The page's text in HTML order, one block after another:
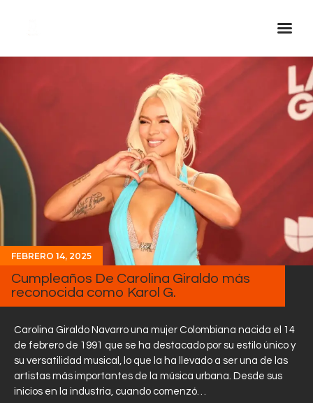
Inicio Real FM
Descarga La APP
Programas
Noticias
Sobre Nosotros
Contactos
FEBRERO 14, 2025
Cumpleaños De Carolina Giraldo más
reconocida como Karol G.
Carolina Giraldo Navarro una mujer Colombiana nacida el 14
de febrero de 1991 que se ha destacado por su estilo único y
su versatilidad musical, lo que la ha llevado a ser una de las
artistas más importantes de la música urbana. Desde sus
inicios en la industria, cuando comenzó…